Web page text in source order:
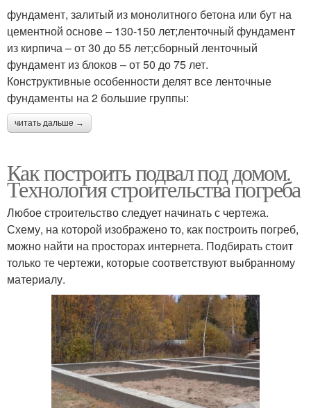
фундамент, залитый из монолитного бетона или бут на
цементной основе – 130-150 лет;ленточный фундамент
из кирпича – от 30 до 55 лет;сборный ленточный
фундамент из блоков – от 50 до 75 лет.
Конструктивные особенности делят все ленточные
фундаменты на 2 большие группы:
читать дальше →
Как построить подвал под домом.
Технология строительства погреба
Любое строительство следует начинать с чертежа.
Схему, на которой изображено то, как построить погреб,
можно найти на просторах интернета. Подбирать стоит
только те чертежи, которые соответствуют выбранному
материалу.